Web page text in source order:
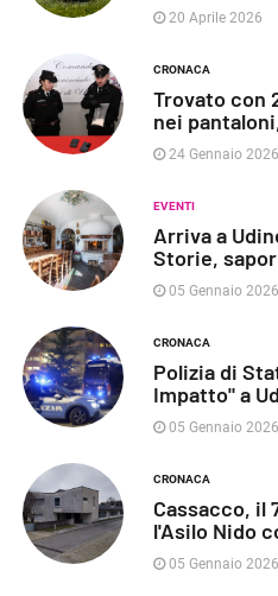
20 Aprile 2026
CRONACA
Trovato con
nei
24 Gennaio 2026
EVENTI
Arriva a
Storie,
05 Gennaio 2026
CRONACA
Polizia di
Impatto" a
05 Gennaio 2026
CRONACA
Cassacco, il
l'Asilo Nido
05 Gennaio 2026